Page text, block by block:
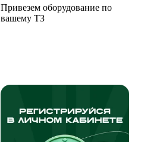
Привезем оборудование по
вашему ТЗ